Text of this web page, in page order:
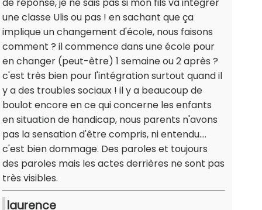
une classe Ulis ou pas ! en sachant que ça
implique un changement d'école, nous faisons
comment ? il commence dans une école pour
en changer (peut-être) 1 semaine ou 2 après ?
c'est très bien pour l'intégration surtout quand il
y a des troubles sociaux ! il y a beaucoup de
boulot encore en ce qui concerne les enfants
en situation de handicap, nous parents n'avons
pas la sensation d'être compris, ni entendu....
c'est bien dommage. Des paroles et toujours
des paroles mais les actes derrières ne sont pas
très visibles.
laurence